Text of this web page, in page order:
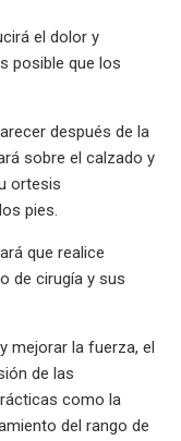
el dolor y
posible que los
después de la
sobre el calzado y
ortesis
pies.
que realice
de cirugía y sus
mejorar la fuerza, el
de las
como la
del rango de